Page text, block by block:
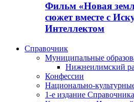
Фильм «Новая
сюжет вместе с
Интеллектом
Справочник
Муниципальные
Нижнеилимский
Конфессии
Национально-
1-е издание